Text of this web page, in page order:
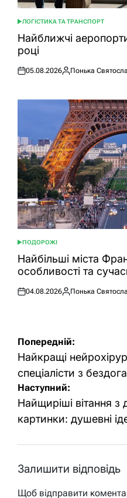
ОПУБЛІКУВАТИ
У
ЛОГІСТИКА ТА ТРАНСПОРТ
Найближчі
році
Оприлюднено
05.08.2026
Опубліковано
Понька
ОПУБЛІКУВАТИ
У
ПОДОРОЖІ
Найбільші міста
особливості та
Оприлюднено
04.08.2026
Опубліковано
Понька
Навігація
записів
Попередній:
Найкращі
спеціалісти з
Наступний:
Найщиріші вітання
картинки: душевні
Залишити відповідь
Щоб відправити